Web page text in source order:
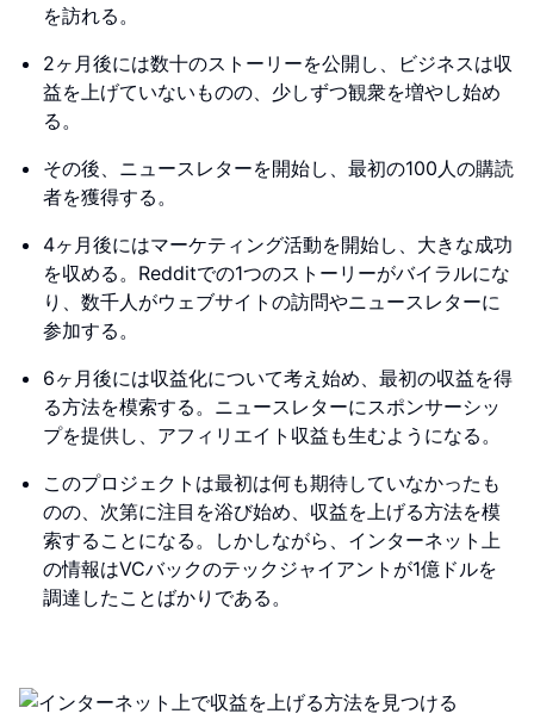
を訪れる。
2ヶ月後には数十のストーリーを公開し、ビジネスは収
益を上げていないものの、少しずつ観衆を増やし始め
る。
その後、ニュースレターを開始し、最初の100人の購読
者を獲得する。
4ヶ月後にはマーケティング活動を開始し、大きな成功
を収める。Redditでの1つのストーリーがバイラルにな
り、数千人がウェブサイトの訪問やニュースレターに
参加する。
6ヶ月後には収益化について考え始め、最初の収益を得
る方法を模索する。ニュースレターにスポンサーシッ
プを提供し、アフィリエイト収益も生むようになる。
このプロジェクトは最初は何も期待していなかったも
のの、次第に注目を浴び始め、収益を上げる方法を模
索することになる。しかしながら、インターネット上
の情報はVCバックのテックジャイアントが1億ドルを
調達したことばかりである。